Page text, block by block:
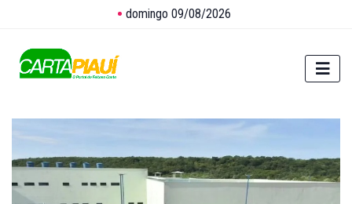
domingo 09/08/2026